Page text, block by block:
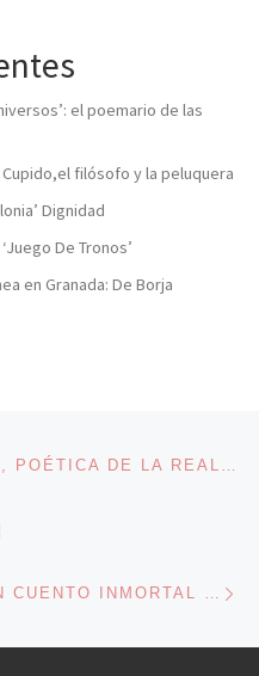
el poemario de las
Cupido,el filósofo y la peluquera
Dignidad
De Tronos’
en Granada: De Borja
‘CAMPANAS DE ETIOPÍA’, POÉTICA DE LA REALIDAD